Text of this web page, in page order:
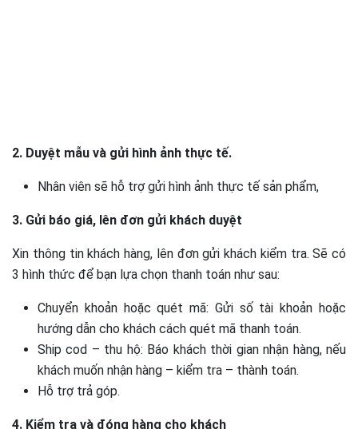
2. Duyệt mẫu và gửi hình ảnh thực tế.
Nhân viên sẽ hỗ trợ gửi hình ảnh thực tế sản phẩm,
3. Gửi báo giá, lên đơn gửi khách duyệt
Xin thông tin khách hàng, lên đơn gửi khách kiểm tra. Sẽ có
3 hình thức để bạn lựa chọn thanh toán như sau:
Chuyển khoản hoặc quét mã: Gửi số tài khoản hoặc
hướng dẫn cho khách cách quét mã thanh toán.
Ship cod – thu hộ: Báo khách thời gian nhận hàng, nếu
khách muốn nhận hàng – kiểm tra – thành toán.
Hỗ trợ trả góp.
4. Kiểm tra và đóng hàng cho khách